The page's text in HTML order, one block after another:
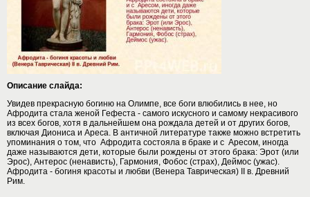
Описание слайда:
Увидев прекрасную богиню на Олимпе, все боги влюбились в нее, но
Афродита стала женой Гефеста - самого искусного и самому некрасивого
из всех богов, хотя в дальнейшем она рождала детей и от других богов,
включая Диониса и Ареса. В античной литературе также можно встретить
упоминания о том, что Афродита состояла в браке и с Аресом, иногда
даже называются дети, которые были рождены от этого брака: Эрот (или
Эрос), Антерос (ненависть), Гармония, Фобос (страх), Деймос (ужас).
Афродита - богиня красоты и любви (Венера Таврическая) II в. Древний
Рим.